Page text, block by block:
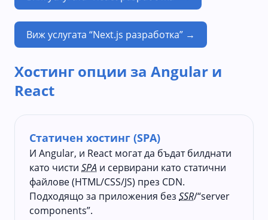
Виж услугата “Next.js разработка” →
Хостинг опции за Angular и
React
Статичен хостинг (SPA)
И Angular, и React могат да бъдат билднати
като чисти SPA и сервирани като статични
файлове (HTML/CSS/JS) през CDN.
Подходящо за приложения без SSR/“server
components”.